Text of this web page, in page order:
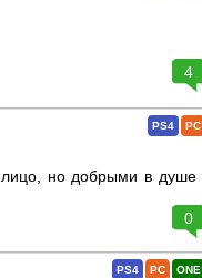
4
PC
PS4
но добрыми в душе
0
ONE
PC
PS4